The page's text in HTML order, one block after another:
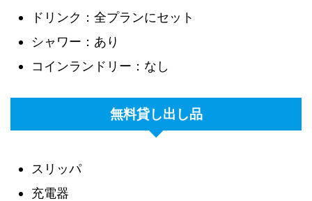
ドリンク：全プランにセット
シャワー：あり
コインランドリー：なし
無料貸し出し品
スリッパ
充電器